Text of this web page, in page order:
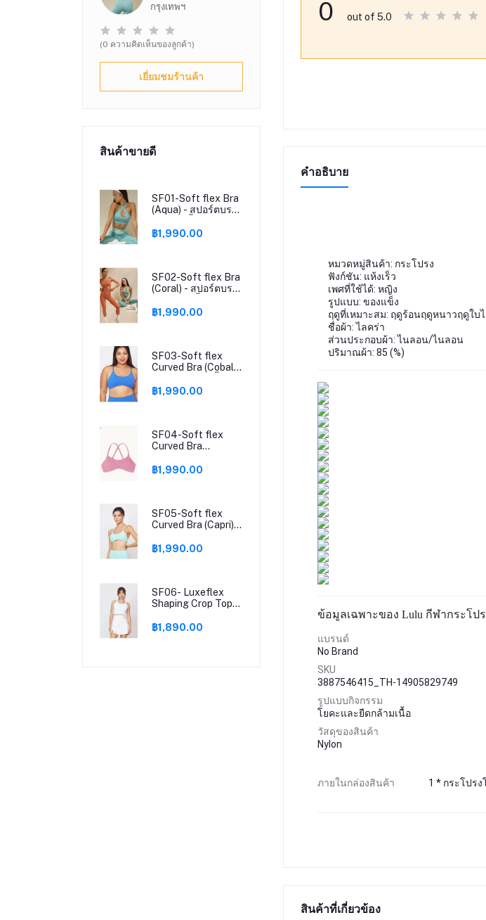
กรุงเทพฯ
(0 ความคิดเห็นของลูกค้า)
เยี่ยมชมร้านค้า
สินค้าขายดี
SF01-Soft flex Bra
(Aqua) - สปอร์ตบรา
กำลังกาย สปอร์ตบรา
฿1,990.00
SF02-Soft flex Bra
(Coral) - สปอร์ตบรา
กำลังกาย สปอร์ตบรา
฿1,990.00
SF03-Soft flex
Curved Bra (Cobalt)
สด / ชุดชั้นในออก
฿1,990.00
SF04-Soft flex
Curved Bra
บราสีชมพู / ชุดชั้นใน
฿1,990.00
SF05-Soft flex
Curved Bra (Capri) -
ชุดชั้นในออกกำลัง
฿1,990.00
SF06- Luxeflex
Shaping Crop Top
สปอร์ตบรา สีขาว /
฿1,890.00
0 out of 5.0
คำอธิบาย
หมวดหมู่สินค้า: กระโปรง
ฟังก์ชัน: แห้งเร็ว
เพศที่ใช้ได้: หญิง
รูปแบบ: ของแข็ง
ฤดูที่เหมาะสม: ฤดูร้อนฤดูหนาวฤดูใบ
ชื่อผ้า: ไลคร่า
ส่วนประกอบผ้า: ไนลอน/ไนลอน
ปริมาณผ้า: 85 (%)
แบรนด์
No Brand
SKU
3887546415_TH-14905829749
รูปแบบกิจกรรม
โยคะและยืดกล้ามเนื้อ
วัสดุของสินค้า
Nylon
ภายในกล่องสินค้า 1 * กระโปรง
สินค้าที่เกี่ยวข้อง